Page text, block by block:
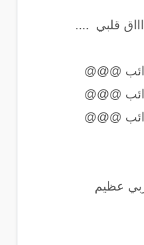
قلبي ....
@@@
@@@
@@@
عظيم